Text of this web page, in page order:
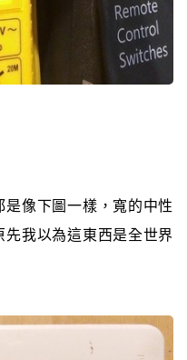
像下圖一樣，寬的中性
我以為這東西是全世界